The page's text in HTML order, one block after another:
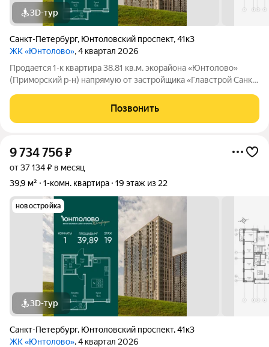
3D-тур
Санкт-Петербург, Юнтоловский проспект,41к3
ЖК «Юнтолово», 4 квартал 2026
Продаeтся 1-к квартира 38.81 кв.м. экорайона «Юнтолово»
(Приморский р-н) напрямую от застройщика «Главстрой Санкт-
и спецпредложения. Стоимость квартиры в объявлении
указaнa co cкидкой. О
Позвонить
9 734 756₽
от 37 134 ₽ в месяц
39,9 м²
1-комн. квартира 19 этаж из 22
новостройка
3D-тур
Санкт-Петербург, Юнтоловский проспект,41к3
ЖК «Юнтолово», 4 квартал 2026